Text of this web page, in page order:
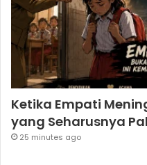
Ketika Empati
yang Seharusnya
25 minutes ago